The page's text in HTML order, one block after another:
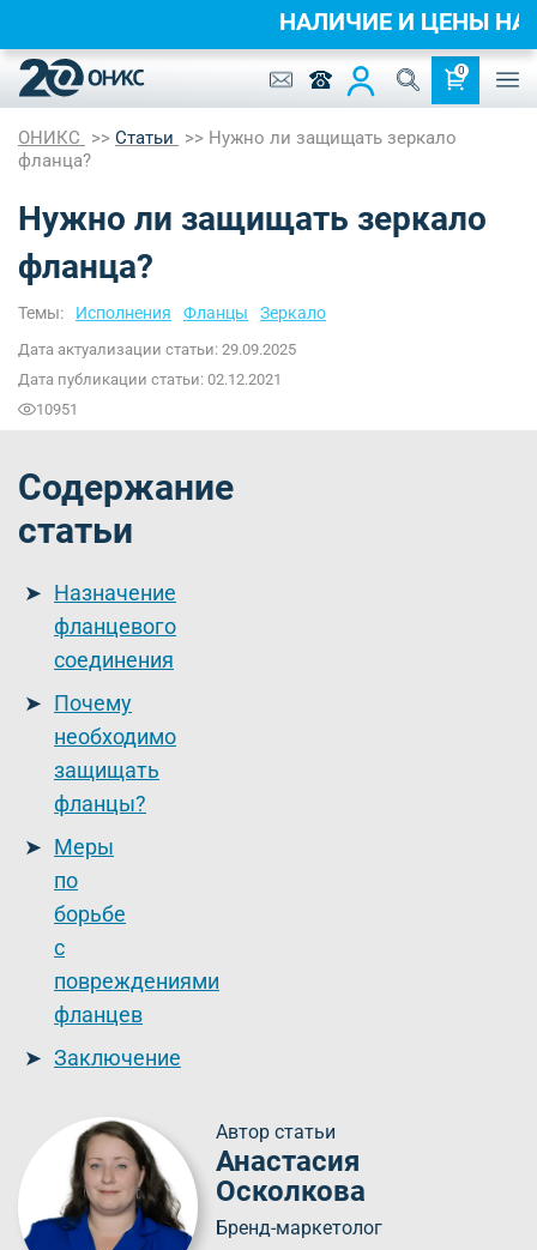
0
ОНИКС Статьи
Нужно ли защищать зеркало
фланца?
Нужно ли защищать зеркало
фланца?
Темы: Исполнения Фланцы Зеркало
Дата актуализации статьи: 29.09.2025
Дата публикации статьи: 02.12.2021
10951
Содержание
статьи
Назначение
фланцевого
соединения
Почему
необходимо
защищать
фланцы?
Меры
по
борьбе
с
повреждениями
фланцев
Заключение
Автор статьи
Анастасия
Осколкова
Бренд-маркетолог
НАЛИЧИЕ И ЦЕНЫ